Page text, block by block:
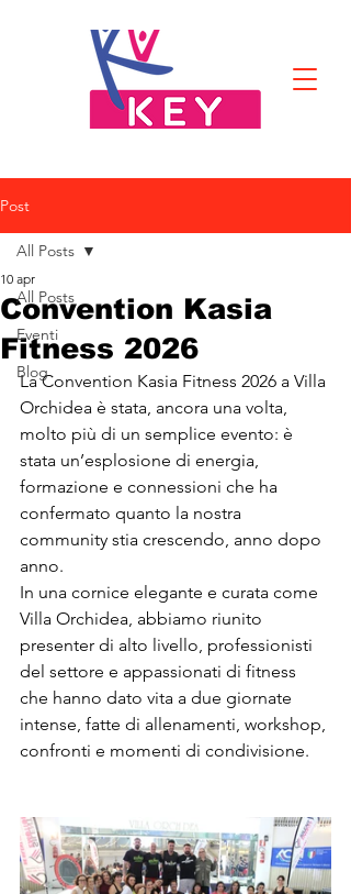
Post
All Posts
Eventi
Blog
All Posts
Convention Kasia
Fitness 2026
10 apr
La Convention Kasia Fitness 2026 a Villa
Orchidea è stata, ancora una volta,
molto più di un semplice evento: è
stata un’esplosione di energia,
formazione e connessioni che ha
confermato quanto la nostra
community stia crescendo, anno dopo
anno.
In una cornice elegante e curata come
Villa Orchidea, abbiamo riunito
presenter di alto livello, professionisti
del settore e appassionati di fitness
che hanno dato vita a due giornate
intense, fatte di allenamenti, workshop,
confronti e momenti di condivisione.